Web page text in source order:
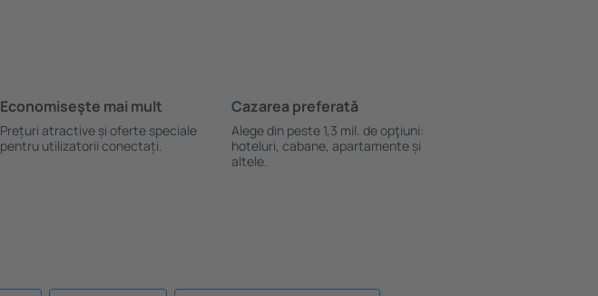
Economiseşte mai mult
Prețuri atractive și oferte speciale
pentru utilizatorii conectați.
Cazarea preferată
Alege din peste 1,3 mil. de opţiuni:
hoteluri, cabane, apartamente și
altele.